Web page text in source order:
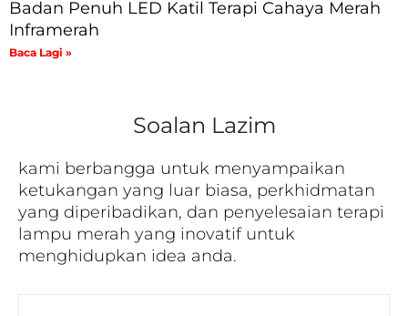
Badan Penuh LED Katil Terapi Cahaya Merah
Inframerah
Baca Lagi »
Soalan Lazim
kami berbangga untuk menyampaikan
ketukangan yang luar biasa, perkhidmatan
yang diperibadikan, dan penyelesaian terapi
lampu merah yang inovatif untuk
menghidupkan idea anda.